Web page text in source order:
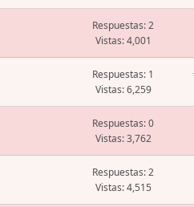
Respuestas: 2
Vistas: 4,001
Respuestas: 1
Vistas: 6,259
Respuestas: 0
Vistas: 3,762
Respuestas: 2
Vistas: 4,515